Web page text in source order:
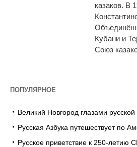
казаков. В
Кубани и
Союз
ПОПУЛЯРНОЕ
Великий Новгород глазами
Русская Азбука путешествует по
Русское приветствие к 250-летию